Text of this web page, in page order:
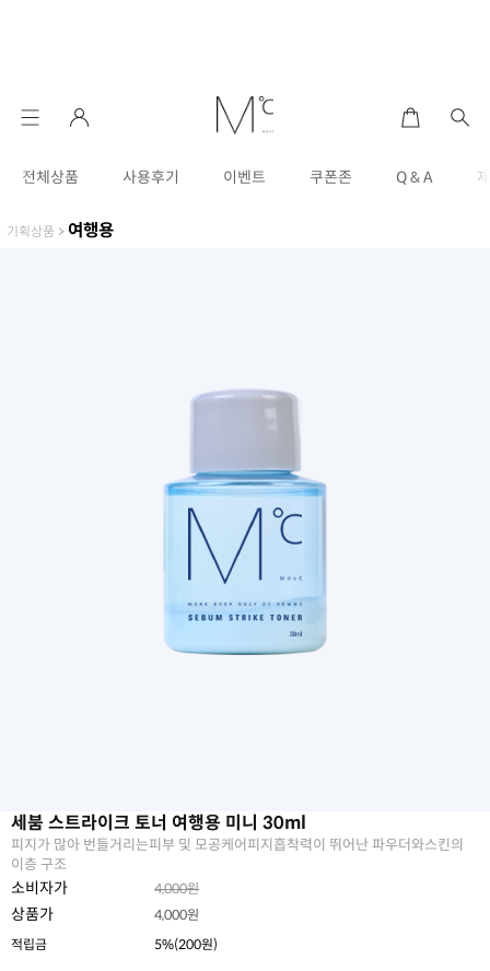
전체상품 사용후기 이벤트 쿠폰존 Q & A
기획상품 > 여행용
세붐 스트라이크 토너 여행용 미니 30ml
피지가 많아 번들거리는피부 및 모공케어피지흡착력이 뛰어난 파우더와스킨의
이층 구조
소비자가 4,000원
상품가 4,000원
적립금
5%(200원)